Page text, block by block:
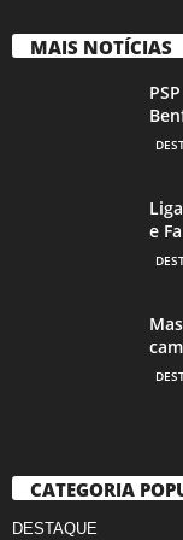
MAIS NOTÍCIAS
e
CATEGORIA
DESTAQUE